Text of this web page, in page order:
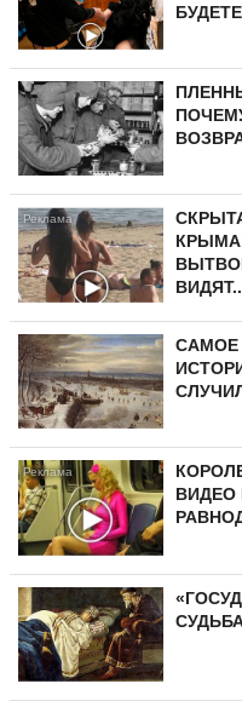
САМОЕ
ВИДЕО